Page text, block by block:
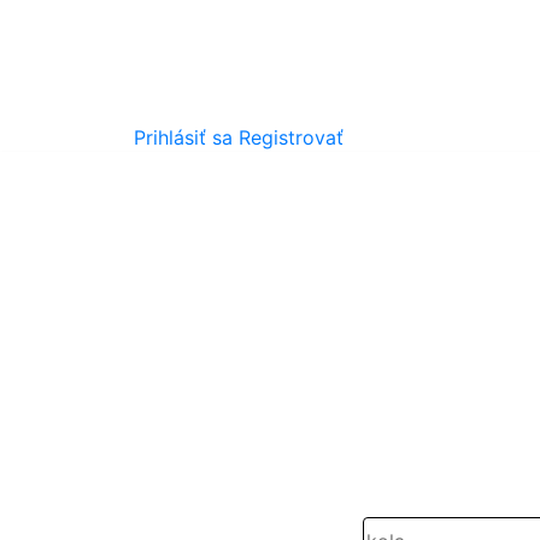
Prihlásiť sa Registrovať